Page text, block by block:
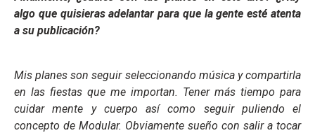
algo que quisieras adelantar para que la gente esté atenta
a su publicación?
Mis planes son seguir seleccionando música y compartirla
en las fiestas que me importan. Tener más tiempo para
cuidar mente y cuerpo así como seguir puliendo el
concepto de Modular. Obviamente sueño con salir a tocar